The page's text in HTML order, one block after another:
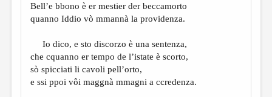
РЕДКОЛЛЕГИЯ
ОТ РЕДАКЦИИ
МАЛАЯ ПРОЗА
ЭССЕИСТИКА
ЛИТЕРАТУРОВЕДЕНИЕ
Bell’e bbono è er mestier der beccamorto
quanno Iddio vò mmannà la providenza.
Io dico, e sto discorzo è una sentenza,
che cquanno er tempo de l’istate è scorto,
sò spicciati li cavoli pell’orto,
e ssi ppoi vôi maggnà mmagni a ccredenza.